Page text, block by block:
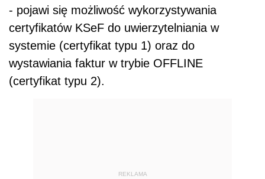
- pojawi się możliwość wykorzystywania
certyfikatów KSeF do uwierzytelniania w
systemie (certyfikat typu 1) oraz do
wystawiania faktur w trybie OFFLINE
(certyfikat typu 2).
REKLAMA